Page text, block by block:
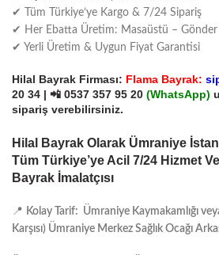
✔ Tüm Türkiye’ye Kargo & 7/24 Sipariş
✔ Her Ebatta Üretim: Masaüstü –
✔ Yerli Üretim & Uygun Fiyat Garantisi
Hilal Bayrak Firması: Flama Bayrak:
20 34 | 📲 0537 357 95 20 (WhatsApp)
sipariş verebilirsiniz.
Hilal Bayrak Olarak Ümraniye
Tüm Türkiye’ye Acil 7/24 Hizmet
Bayrak İmalatçısı
📍 Kolay Tarif: Ümraniye Kaymakamlığı
Karşısı) Ümraniye Merkez Sağlık Ocağı